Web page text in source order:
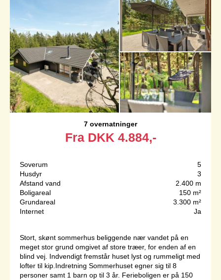
7 overnatninger
Fra DKK 4.884,-
Soverum
5
Husdyr
3
Afstand vand
2.400 m
Boligareal
150 m²
Grundareal
3.300 m²
Internet
Ja
Stort, skønt sommerhus beliggende nær vandet på en
meget stor grund omgivet af store træer, for enden af en
blind vej. Indvendigt fremstår huset lyst og rummeligt med
lofter til kip.Indretning Sommerhuset egner sig til 8
personer samt 1 barn op til 3 år. Ferieboligen er på 150